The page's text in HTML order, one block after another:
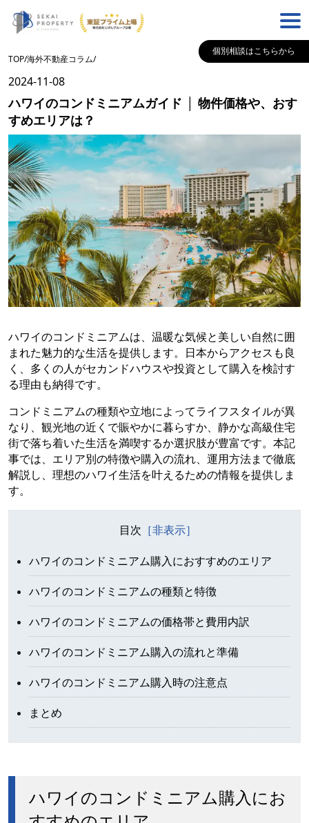
個別相談はこちらから
TOP/海外不動産コラム/
2024-11-08
ハワイのコンドミニアムガイド │ 物件価格や、おす
すめエリアは？
ハワイのコンドミニアムは、温暖な気候と美しい自然に囲
まれた魅力的な生活を提供します。日本からアクセスも良
く、多くの人がセカンドハウスや投資として購入を検討す
る理由も納得です。
コンドミニアムの種類や立地によってライフスタイルが異
なり、観光地の近くで賑やかに暮らすか、静かな高級住宅
街で落ち着いた生活を満喫するか選択肢が豊富です。本記
事では、エリア別の特徴や購入の流れ、運用方法まで徹底
解説し、理想のハワイ生活を叶えるための情報を提供しま
す。
目次
ハワイのコンドミニアム購入におすすめのエリア
ハワイのコンドミニアムの種類と特徴
ハワイのコンドミニアムの価格帯と費用内訳
ハワイのコンドミニアム購入の流れと準備
ハワイのコンドミニアム購入時の注意点
まとめ
ハワイのコンドミニアム購入にお